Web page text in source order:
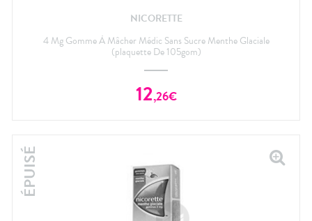
NICORETTE
4 Mg Gomme À Mâcher Médic Sans Sucre Menthe Glaciale
(plaquette De 105gom)
12,26€